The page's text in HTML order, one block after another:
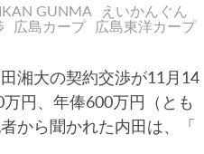
GUNMA
えいかんぐん
広島カープ
広島東洋カープ
湘大の契約交渉が11月14
円、年俸600万円（とも
から聞かれた内田は、「